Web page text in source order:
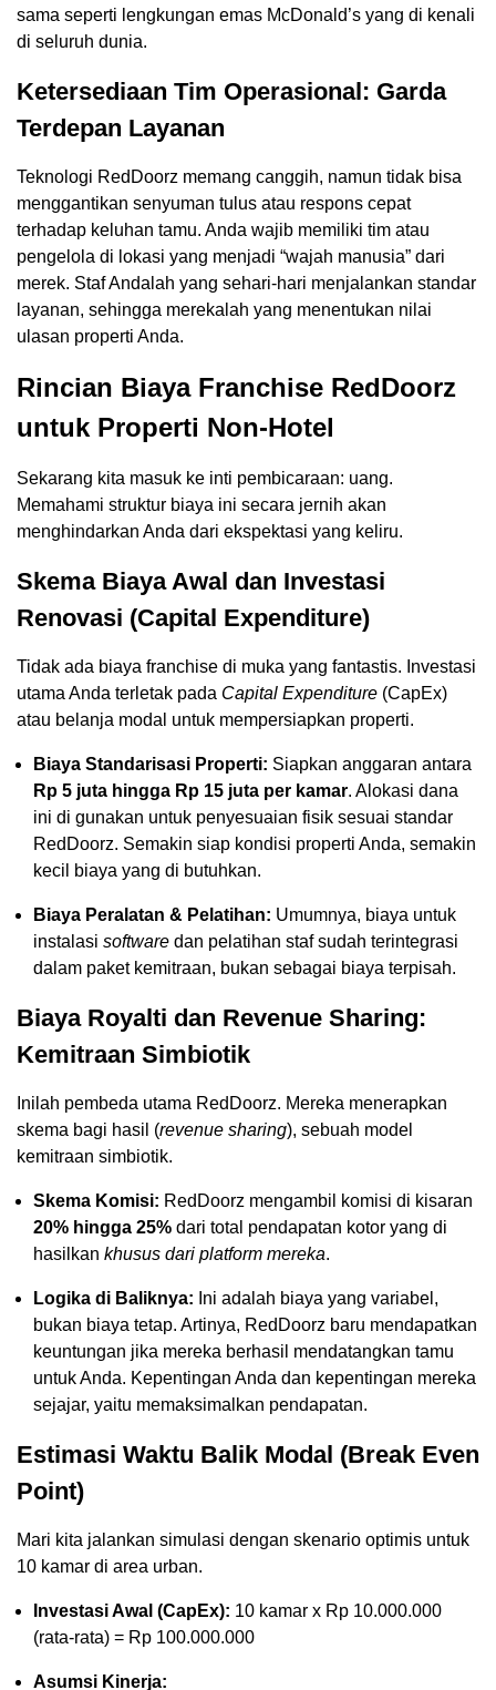
sama seperti lengkungan emas McDonald’s yang di kenali
di seluruh dunia.
Ketersediaan Tim Operasional: Garda
Terdepan Layanan
Teknologi RedDoorz memang canggih, namun tidak bisa
menggantikan senyuman tulus atau respons cepat
terhadap keluhan tamu. Anda wajib memiliki tim atau
pengelola di lokasi yang menjadi “wajah manusia” dari
merek. Staf Andalah yang sehari-hari menjalankan standar
layanan, sehingga merekalah yang menentukan nilai
ulasan properti Anda.
Rincian Biaya Franchise RedDoorz
untuk Properti Non-Hotel
Sekarang kita masuk ke inti pembicaraan: uang.
Memahami struktur biaya ini secara jernih akan
menghindarkan Anda dari ekspektasi yang keliru.
Skema Biaya Awal dan Investasi
Renovasi (Capital Expenditure)
Tidak ada biaya franchise di muka yang fantastis. Investasi
utama Anda terletak pada Capital Expenditure (CapEx)
atau belanja modal untuk mempersiapkan properti.
Biaya Standarisasi Properti: Siapkan anggaran antara
Rp 5 juta hingga Rp 15 juta per kamar. Alokasi dana
ini di gunakan untuk penyesuaian fisik sesuai standar
RedDoorz. Semakin siap kondisi properti Anda, semakin
kecil biaya yang di butuhkan.
Biaya Peralatan & Pelatihan: Umumnya, biaya untuk
instalasi software dan pelatihan staf sudah terintegrasi
dalam paket kemitraan, bukan sebagai biaya terpisah.
Biaya Royalti dan Revenue Sharing:
Kemitraan Simbiotik
Inilah pembeda utama RedDoorz. Mereka menerapkan
skema bagi hasil (revenue sharing), sebuah model
kemitraan simbiotik.
Skema Komisi: RedDoorz mengambil komisi di kisaran
20% hingga 25% dari total pendapatan kotor yang di
hasilkan khusus dari platform mereka.
Logika di Baliknya: Ini adalah biaya yang variabel,
bukan biaya tetap. Artinya, RedDoorz baru mendapatkan
keuntungan jika mereka berhasil mendatangkan tamu
untuk Anda. Kepentingan Anda dan kepentingan mereka
sejajar, yaitu memaksimalkan pendapatan.
Estimasi Waktu Balik Modal (Break Even
Point)
Mari kita jalankan simulasi dengan skenario optimis untuk
10 kamar di area urban.
Investasi Awal (CapEx): 10 kamar x Rp 10.000.000
(rata-rata) = Rp 100.000.000
Asumsi Kinerja: